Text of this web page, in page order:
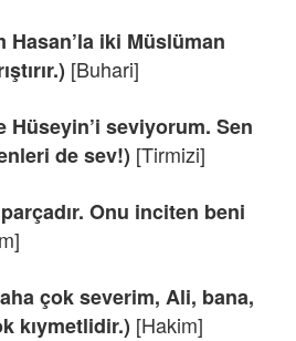
iki Müslüman
[Buhari]
Hüseyin’i seviyorum. Sen
de sev!) [Tirmizi]
Onu inciten beni
çok severim, Ali, bana,
kıymetlidir.) [Hakim]